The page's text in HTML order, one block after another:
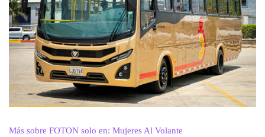
Más sobre FOTON solo en: Mujeres Al Volante